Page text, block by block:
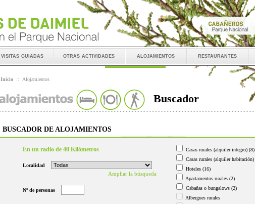
visitas guiadas otras actividades alojamientos restaurantes
Inicio :: Alojamientos
Buscador
BUSCADOR DE ALOJAMIENTOS
En un radio de 40 Kilómetros
Localidad
Ampliar la búsqueda
Nº de personas
Casas rurales (alquiler integro) (8)
Casas rurales (alquiler habitación)
Hoteles (16)
Apartamentos rurales (2)
Cabañas o bungalows (2)
Albergues rurales